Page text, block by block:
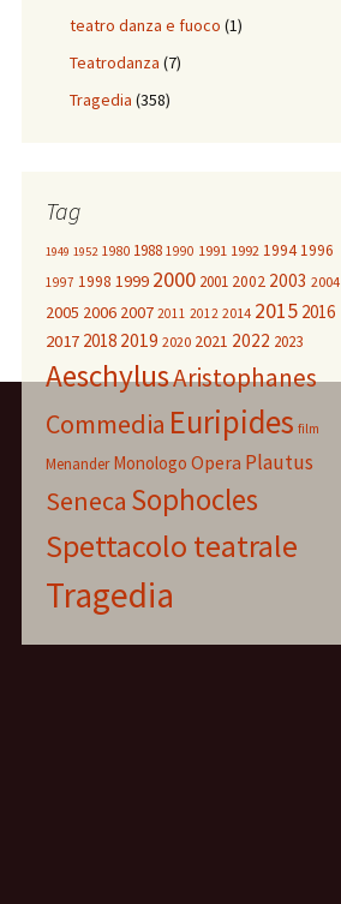
teatro danza e fuoco (1)
Teatrodanza (7)
Tragedia (358)
Tag
1949 1952 1980 1988 1990 1991 1992 19941996
1997 1998 1999 2000 2001 2002 2003 2004
2005 2006 2007 2011 2012 2014 2015 2016
2017 2018 2019 2020 2021 2022 2023
AeschylusAristophanes
Commedia Euripides film
Menander Monologo Opera Plautus
Seneca Sophocles
Spettacolo teatrale
Tragedia